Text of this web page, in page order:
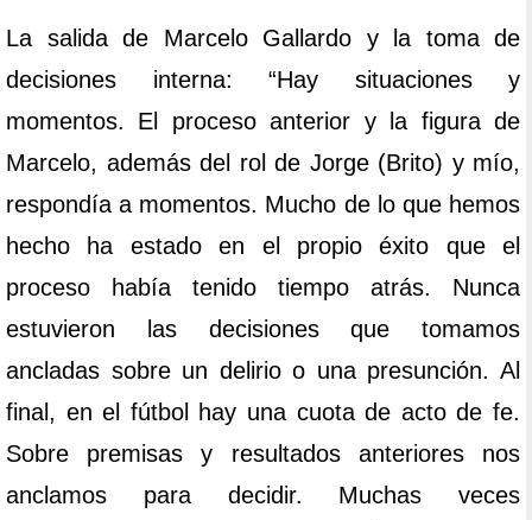
La salida de Marcelo Gallardo y la toma de
decisiones interna: “Hay situaciones y
momentos. El proceso anterior y la figura de
Marcelo, además del rol de Jorge (Brito) y mío,
respondía a momentos. Mucho de lo que hemos
hecho ha estado en el propio éxito que el
proceso había tenido tiempo atrás. Nunca
estuvieron las decisiones que tomamos
ancladas sobre un delirio o una presunción. Al
final, en el fútbol hay una cuota de acto de fe.
Sobre premisas y resultados anteriores nos
anclamos para decidir. Muchas veces